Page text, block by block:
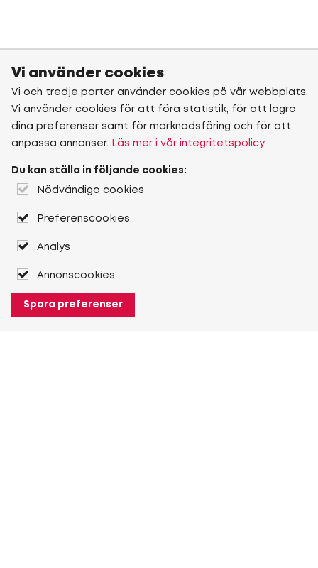
Vi använder cookies
Vi och tredje parter använder cookies på vår webbplats.
Vi använder cookies för att föra statistik, för att lagra
dina preferenser samt för marknadsföring och för att
anpassa annonser.
Läs mer i vår integritetspolicy
Du kan ställa in följande cookies:
Nödvändiga cookies
Preferenscookies
Analys
Annonscookies
Spara preferenser